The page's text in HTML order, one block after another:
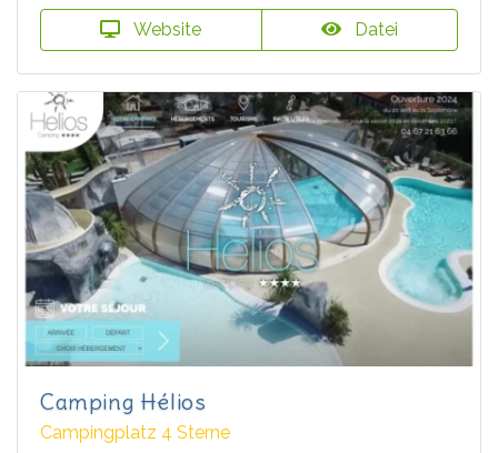
Website Datei
Camping Hélios
Campingplatz 4 Sterne